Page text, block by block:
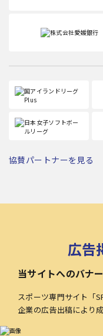
協賛パートナーを見る
広告
当サイトへのバナ
スポーツ専門サイト「
企業の広告出稿により